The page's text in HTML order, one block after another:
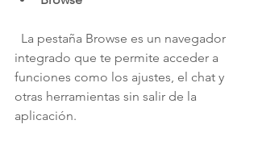
integrado que te permite acceder a
funciones como los ajustes, el chat y
otras herramientas sin salir de la
aplicación.